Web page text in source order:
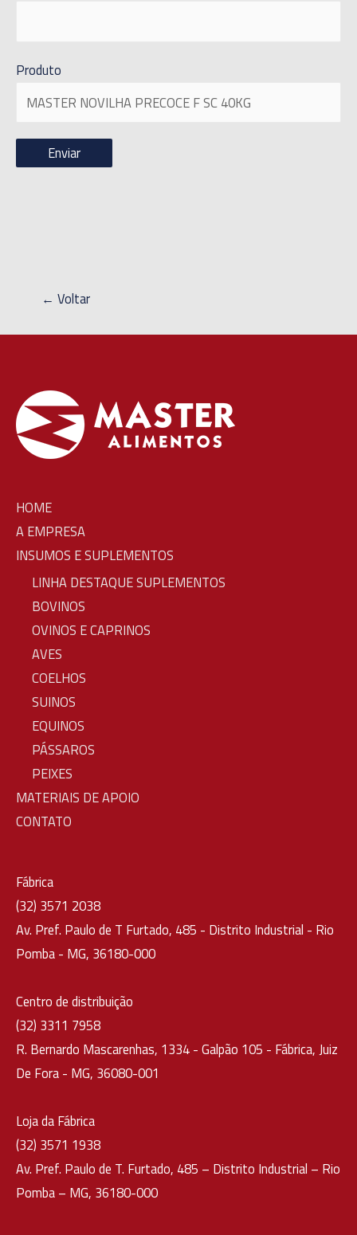
Produto
← Voltar
HOME
A EMPRESA
INSUMOS E SUPLEMENTOS
LINHA DESTAQUE SUPLEMENTOS
BOVINOS
OVINOS E CAPRINOS
AVES
COELHOS
SUINOS
EQUINOS
PÁSSAROS
PEIXES
MATERIAIS DE APOIO
CONTATO
Fábrica
(32) 3571 2038
Av. Pref. Paulo de T Furtado, 485 - Distrito Industrial - Rio
Pomba - MG, 36180-000
Centro de distribuição
(32) 3311 7958
R. Bernardo Mascarenhas, 1334 - Galpão 105 - Fábrica, Juiz
De Fora - MG, 36080-001
Loja da Fábrica
(32) 3571 1938
Av. Pref. Paulo de T. Furtado, 485 – Distrito Industrial – Rio
Pomba – MG, 36180-000